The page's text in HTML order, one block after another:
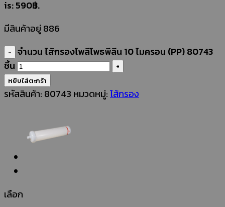
is: 590฿.
มีสินค้าอยู่ 886
จำนวน ไส้กรองโพลีโพธพีลีน 10 ไมครอน (PP) 80743
ชิ้น
หยิบใส่ตะกร้า
รหัสสินค้า: 80743 หมวดหมู่:ไส้กรอง
เลือก